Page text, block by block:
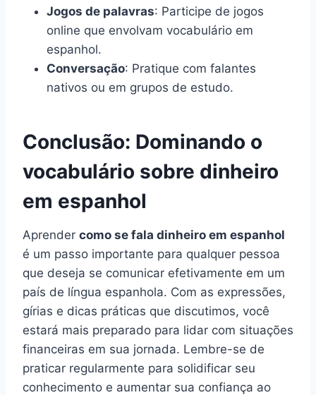
Jogos de palavras: Participe de jogos
online que envolvam vocabulário em
espanhol.
Conversação: Pratique com falantes
nativos ou em grupos de estudo.
Conclusão: Dominando o
vocabulário sobre dinheiro
em espanhol
Aprender como se fala dinheiro em espanhol
é um passo importante para qualquer pessoa
que deseja se comunicar efetivamente em um
país de língua espanhola. Com as expressões,
gírias e dicas práticas que discutimos, você
estará mais preparado para lidar com situações
financeiras em sua jornada. Lembre-se de
praticar regularmente para solidificar seu
conhecimento e aumentar sua confiança ao